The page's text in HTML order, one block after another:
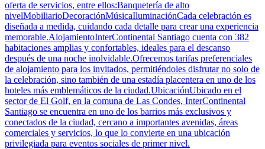
oferta de servicios, entre ellos:Banquetería de alto
nivelMobiliarioDecoraciónMúsicaIluminaciónCada celebración es
diseñada a medida, cuidando cada detalle para crear una experiencia
memorable.AlojamientoInterContinental Santiago cuenta con 382
habitaciones amplias y confortables, ideales para el descanso
después de una noche inolvidable.Ofrecemos tarifas preferenciales
de alojamiento para los invitados, permitiéndoles disfrutar no solo de
la celebración, sino también de una estadía placentera en uno de los
hoteles más emblemáticos de la ciudad.UbicaciónUbicado en el
sector de El Golf, en la comuna de Las Condes, InterContinental
Santiago se encuentra en uno de los barrios más exclusivos y
conectados de la ciudad, cercano a importantes avenidas, áreas
comerciales y servicios, lo que lo convierte en una ubicación
privilegiada para eventos sociales de primer nivel.